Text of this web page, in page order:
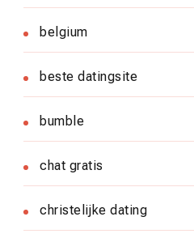
belgium
beste datingsite
bumble
chat gratis
christelijke dating